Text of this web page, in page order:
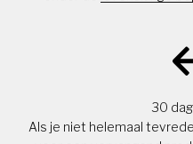
30
Als je niet helemaal